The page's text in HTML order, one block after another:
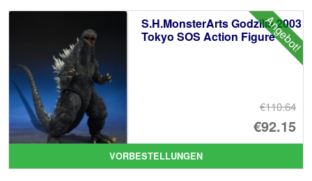
Angebot!
S.H.MonsterArts Godzilla 2003
Tokyo SOS Action Figure
€110.64
€92.15
VORBESTELLUNGEN